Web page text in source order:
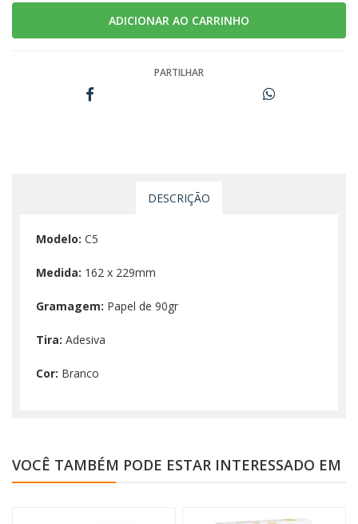
PARTILHAR
DESCRIÇÃO
Modelo: C5
Medida: 162 x 229mm
Gramagem: Papel de 90gr
Tira: Adesiva
Cor: Branco
VOCÊ TAMBÉM PODE ESTAR INTERESSADO EM